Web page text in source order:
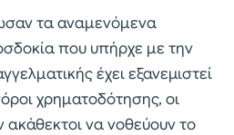
τα αναμενόμενα
που υπήρχε με την
έχει εξανεμιστεί
χρηματοδότησης, οι
ακάθεκτοι να νοθεύουν το